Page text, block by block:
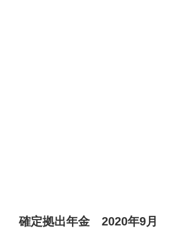
確定拠出年金 2020年9月